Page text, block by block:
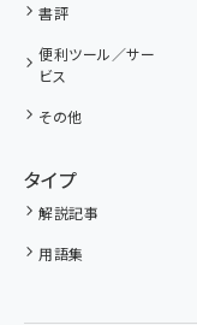
書評
便利ツール／サー
ビス
その他
タイプ
解説記事
用語集